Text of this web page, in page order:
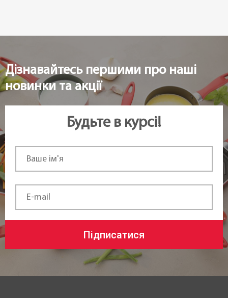
Дізнавайтесь першими про наші
новинки та акції
Будьте в курсі!
Підписатися